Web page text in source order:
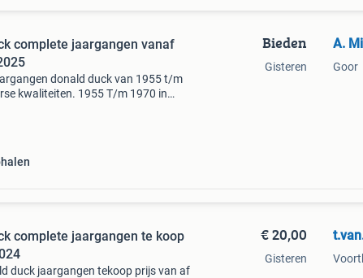
complete jaargangen vanaf
donald duck van 1955 t/m
kwaliteiten. 1955 T/m 1970 in
Bieden
Gisteren
A.
Goor
complete jaargangen te koop
duck jaargangen tekoop prijs van af
€ 20,00
Gisteren